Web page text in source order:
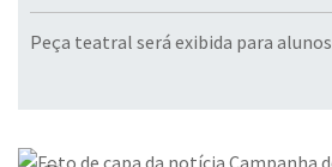
Peça teatral será exibida para alunos